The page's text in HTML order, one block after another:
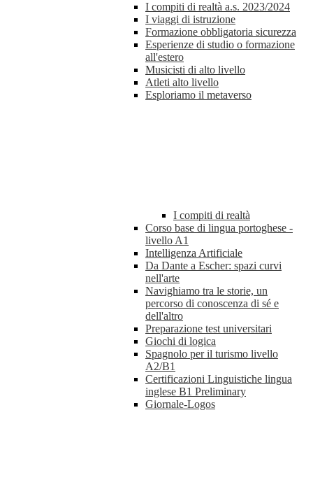
I compiti di realtà a.s. 2023/2024
I viaggi di istruzione
Formazione obbligatoria sicurezza
Esperienze di studio o formazione
all'estero
Musicisti di alto livello
Atleti alto livello
Esploriamo il metaverso
I compiti di realtà
Corso base di lingua portoghese -
livello A1
Intelligenza Artificiale
Da Dante a Escher: spazi curvi
nell'arte
Navighiamo tra le storie, un
percorso di conoscenza di sé e
dell'altro
Preparazione test universitari
Giochi di logica
Spagnolo per il turismo livello
A2/B1
Certificazioni Linguistiche lingua
inglese B1 Preliminary
Giornale-Logos